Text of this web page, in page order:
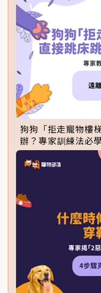
狗狗「拒走寵物樓
辦？專家訓練法必